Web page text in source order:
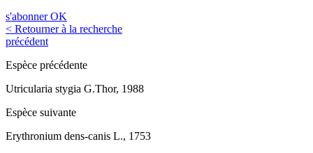
s'abonner OK
< Retourner à la recherche
précédent
Espèce précédente
Utricularia stygia G.Thor, 1988
Espèce suivante
Erythronium dens-canis L., 1753